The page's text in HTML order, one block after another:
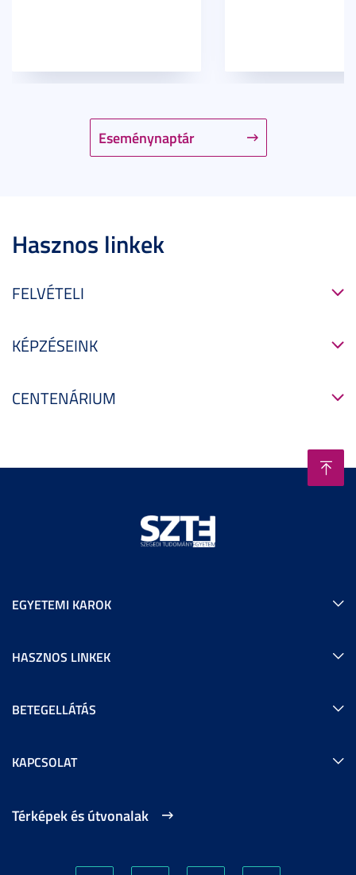
Eseménynaptár
Hasznos linkek
FELVÉTELI
KÉPZÉSEINK
CENTENÁRIUM
EGYETEMI KAROK
HASZNOS LINKEK
BETEGELLÁTÁS
KAPCSOLAT
Térképek és útvonalak